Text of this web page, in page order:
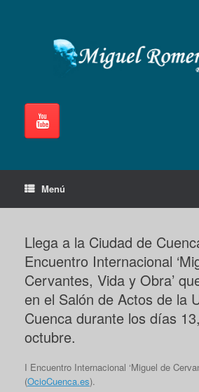
Menú
Llega a la Ciudad de
Encuentro Internacional
Cervantes, Vida y Obra’
en el Salón de Actos de la
Cuenca durante los días
octubre.
I Encuentro Internacional ‘Miguel de
(OcioCuenca.es).